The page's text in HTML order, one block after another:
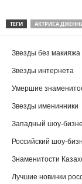
ТЕГИ АКТРИСА
Звезды без
Звезды интернета
Умершие
Звезды именинники
Западный шоу-
Российский шоу-
Знаменитости
Лучшие новинки